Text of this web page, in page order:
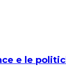
e le